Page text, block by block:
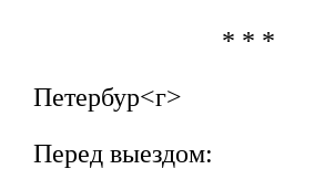
* * *
Петербур<г>
Перед выездом: